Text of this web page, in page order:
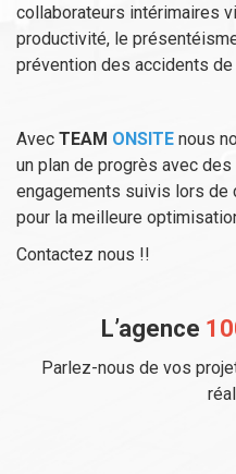
collaborateurs intérimaires
productivité, le
prévention des accidents de
Avec TEAM ONSITE nous
un plan de progrès avec
engagements suivis lors
pour la meilleure
Contactez nous !!
L’agence 1
Parlez-nous de vos